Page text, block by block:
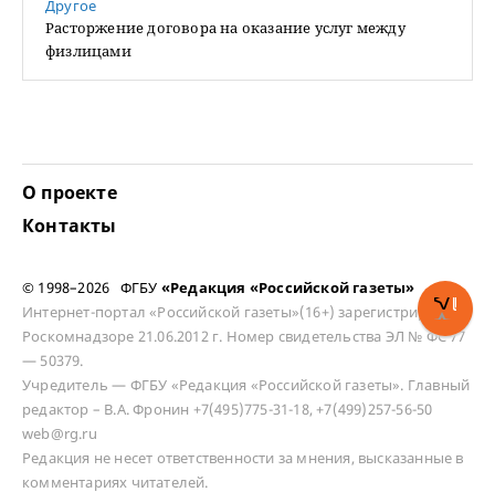
Другое
Расторжение договора на оказание услуг между
физлицами
О проекте
Контакты
© 1998–2026 ФГБУ «Редакция «Российской газеты»
Интернет-портал «Российской газеты»(16+) зарегистрирован в
Роскомнадзоре 21.06.2012 г. Номер свидетельства ЭЛ № ФС 77
— 50379.
Учредитель — ФГБУ «Редакция «Российской газеты». Главный
редактор – В.А. Фронин +7(495)775-31-18, +7(499)257-56-50
web@rg.ru
Редакция не несет ответственности за мнения, высказанные в
комментариях читателей.